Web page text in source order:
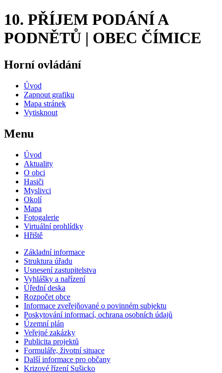
10. PŘÍJEM PODÁNÍ A
PODNĚTŮ | OBEC ČÍMICE
Horní ovládání
Úvod
Zapnout grafiku
Mapa stránek
Vytisknout
Menu
Úvod
Aktuality
O obci
Hasiči
Myslivci
Okolí
Mapa
Fotogalerie
Virtuální prohlídky
Hřiště
Základní informace
Struktura úřadu
Usnesení zastupitelstva
Vyhlášky a nařízení
Úřední deska
Rozpočet obce
Informace zveřejňované o povinném subjektu
Poskytování informací, ochrana osobních údajů
Územní plán
Veřejné zakázky
Publicita projektů
Formuláře, životní situace
Další informace pro občany
Krizové řízení Sušicko